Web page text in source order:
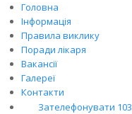
Головна
Інформація
Правила виклику
Поради лікаря
Вакансії
Галереї
Контакти
Зателефонувати 103